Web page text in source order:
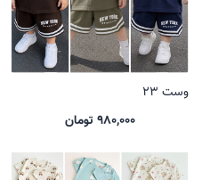
وست 23
980,000 تومان